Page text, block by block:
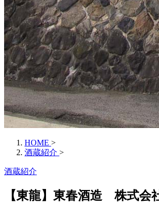
HOME >
酒蔵紹介 >
酒蔵紹介
【東龍】東春酒造 株式会